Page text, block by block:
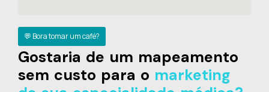
💬 Bora tomar um café?
Gostaria de um mapeamento
sem custo para o marketing